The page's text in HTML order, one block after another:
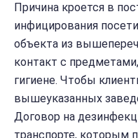
Причина кроется в
инфицирования
объекта из
контакт с
гигиене. Чтобы
вышеуказанных
Договор на
транспорте, которым